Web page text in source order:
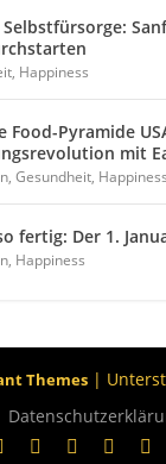
Selbstfürsorge:
, Happiness
Food-Pyramide
mit
,Gesundheit, Happiness
fertig: Der 1.
, Happiness
Themes |